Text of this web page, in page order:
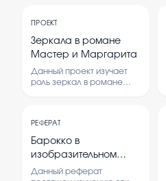
ПРОЕКТ
Зеркала в романе
Мастер и Маргарита
Данный проект изучает
роль зеркал в романе
символика зеркал и их
влияние на развитие
сюжета.
РЕФЕРАТ
Барокко в
изобразительном
искусстве
Данный реферат